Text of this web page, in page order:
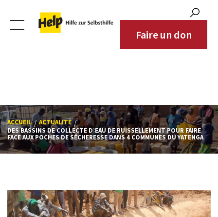
Bénéficiaires Zones d'intervention
Faire un don
ACCUEIL
ACTUALITÉ
DES BASSINS DE COLLECTE D’EAU DE RUISSELLEMENT POUR FAIRE
FACE AUX POCHES DE SÉCHERESSE DANS 4 COMMUNES DU YATENGA